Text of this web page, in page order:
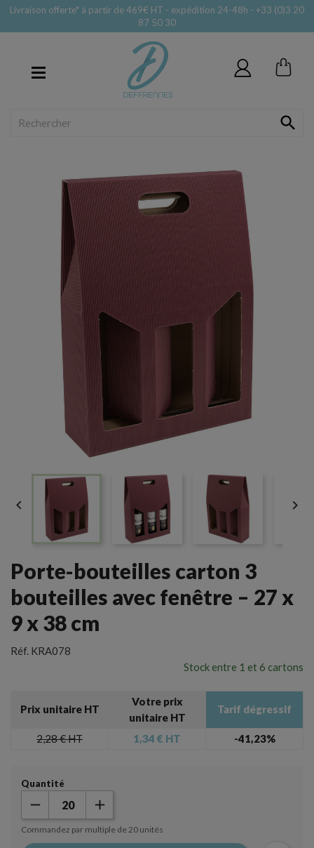
Livraison offerte* à partir de 469€ HT - expédition 24-48h - +33 (0)3 20
87 50 30

 
Porte-bouteilles carton 3
bouteilles avec fenêtre – 27 x
9 x 38 cm
Réf. KRA078
Stock entre 1 et 6 cartons
Prix unitaire HT
Votre prix
unitaire HT
Tarif dégressif
2,28 €HT 1,34 € HT -41,23%
Quantité
Commandez par multiple de 20 unités